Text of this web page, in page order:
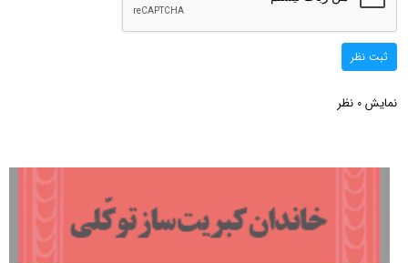
ثبت نظر
نمایش 0 نظر